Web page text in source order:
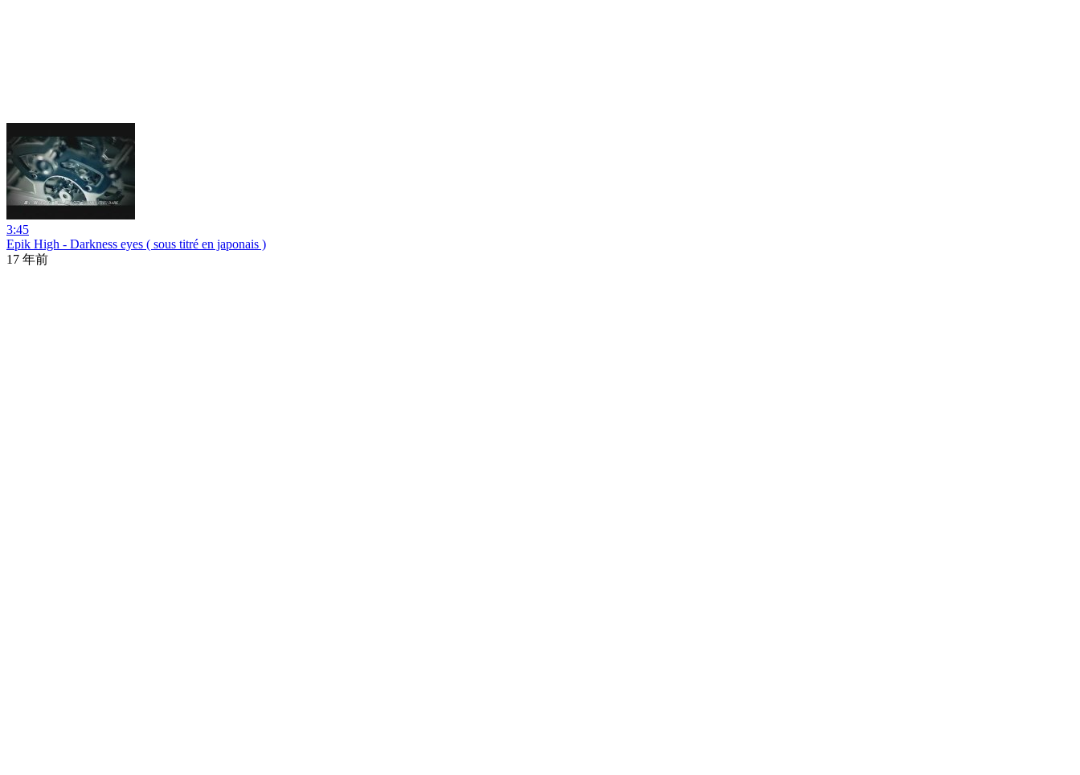
3:45
Epik High - Darkness eyes ( sous titré en japonais )
17 年前